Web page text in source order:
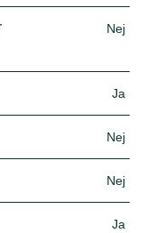
Nej
Ja
Nej
Nej
Ja